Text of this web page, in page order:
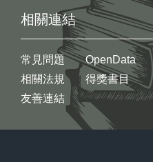
相關連結
常見問題
相關法規
友善連結
OpenData
得獎書目